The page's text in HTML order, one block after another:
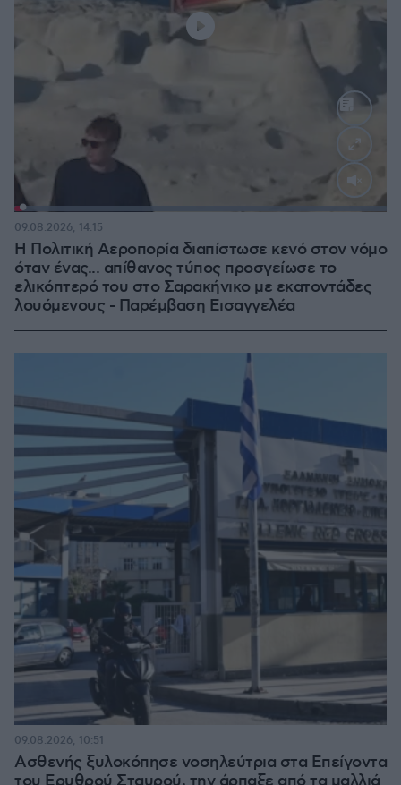
Η Πολιτική Αεροπορία διαπίστωσε κενό στον νόμο
όταν ένας... απίθανος τύπος προσγείωσε το
ελικόπτερό του στο Σαρακήνικο με εκατοντάδες
λουόμενους - Παρέμβαση Εισαγγελέα
09.08.2026, 14:15
Ασθενής ξυλοκόπησε νοσηλεύτρια στα Επείγοντα
09.08.2026, 10:51